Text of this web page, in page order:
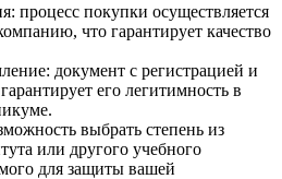
процесс покупки осуществляется
что гарантирует качество
документ с регистрацией и
его легитимность в
выбрать степень из
или другого учебного
для защиты вашей